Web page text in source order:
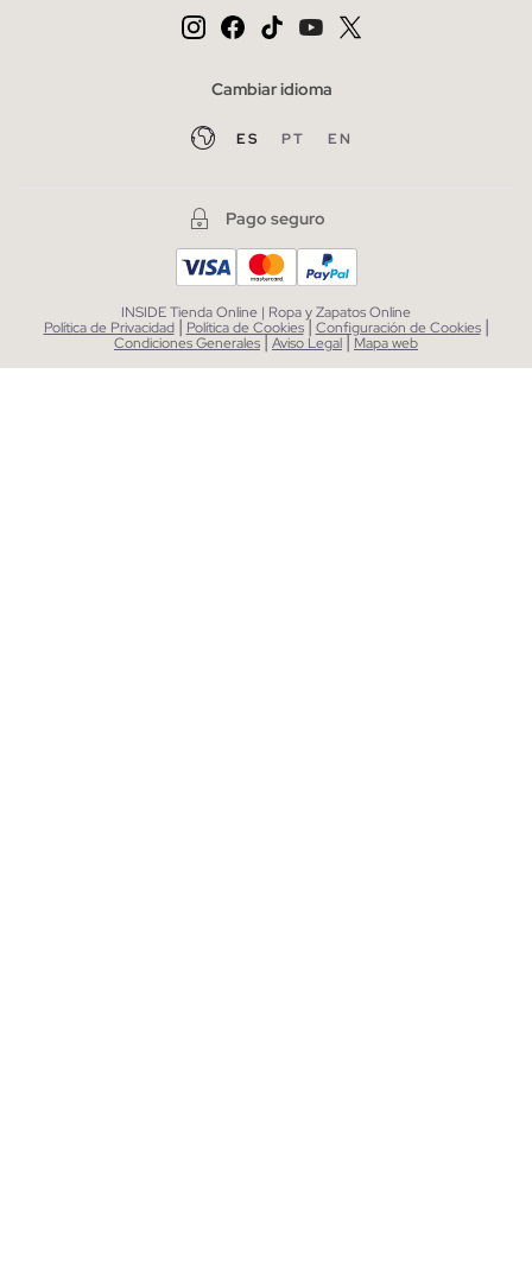
Cambiar idioma
ES PT EN
Pago seguro
INSIDE Tienda Online | Ropa y Zapatos Online
Política de Privacidad | Política de Cookies| Configuración de Cookies |
Condiciones Generales|Aviso Legal| Mapa web